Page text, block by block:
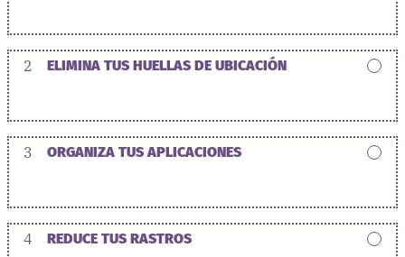
2 ELIMINA TUS HUELLAS DE UBICACIÓN
3 ORGANIZA TUS APLICACIONES
4 REDUCE TUS RASTROS